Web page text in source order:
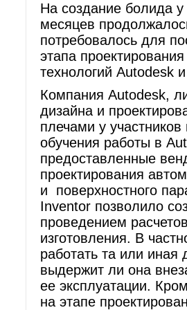
На создание болида
месяцев
потребовалось для
этапа
технологий Autodesk
Компания Autodesk,
дизайна и
плечами у
обучения работы в
предоставленные
проектирования
и
поверхностного
Inventor позволило
проведением
изготовления. В
работать та или
выдержит ли она
ее эксплуатации.
на этапе